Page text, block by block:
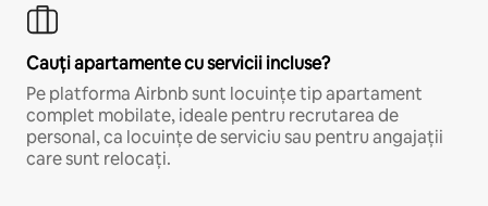
Cauți apartamente cu servicii incluse?
Pe platforma Airbnb sunt locuințe tip apartament
complet mobilate, ideale pentru recrutarea de
personal, ca locuințe de serviciu sau pentru angajații
care sunt relocați.